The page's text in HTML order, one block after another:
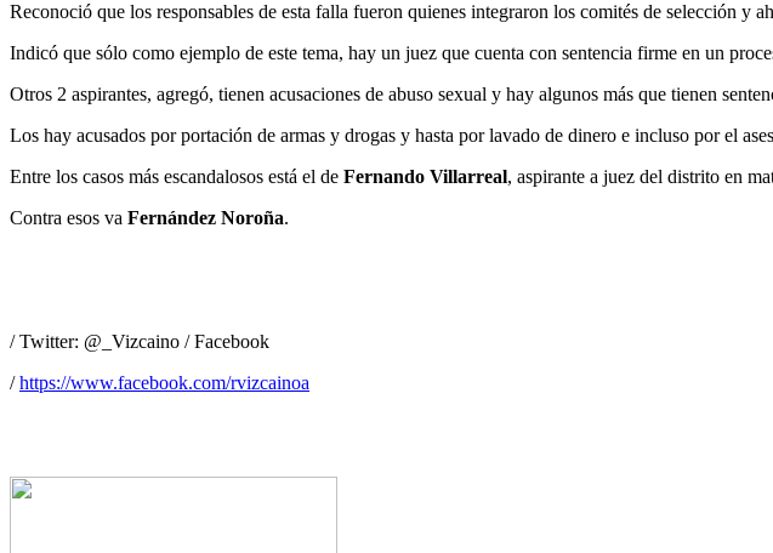
Reconoció que los responsables de esta falla fueron quienes integraron los comités de selección y
Indicó que sólo como ejemplo de este tema, hay un juez que cuenta con sentencia firme en un
Otros 2 aspirantes, agregó, tienen acusaciones de abuso sexual y hay algunos más que tienen
Los hay acusados por portación de armas y drogas y hasta por lavado de dinero e incluso por el
Entre los casos más escandalosos está el de Fernando Villarreal, aspirante a juez del distrito en
Contra esos va Fernández Noroña.
/ Twitter: @_Vizcaino / Facebook
/https://www.facebook.com/rvizcainoa